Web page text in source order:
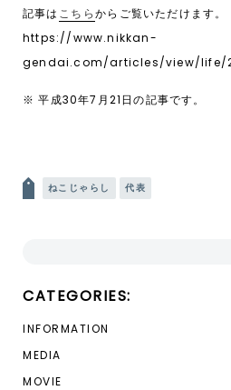
記事は こちらからご覧いただけます。
https://www.nikkan-
gendai.com/articles/view/life/
※ 平成30年7月21日の記事です。
投稿ナビゲーシ
ねこじゃらし 代表
CATEGORIES:
INFORMATION
MEDIA
MOVIE